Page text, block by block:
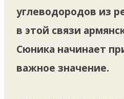
углеводородов из
в этой связи
Сюника начинает
важное значение.